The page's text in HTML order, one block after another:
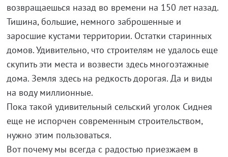
возвращаешься назад во времени на 150 лет назад.
Тишина, большие, немного заброшенные и
заросшие кустами территории. Остатки старинных
домов. Удивительно, что строителям не удалось еще
скупить эти места и возвести здесь многоэтажные
дома. Земля здесь на редкость дорогая. Да и виды
на воду миллионные.
Пока такой удивительный сельский уголок Сиднея
еще не испорчен современным строительством,
нужно этим пользоваться.
Вот почему мы всегда с радостью приезжаем в